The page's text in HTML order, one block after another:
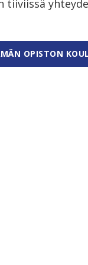
tiiviissä
OPISTON